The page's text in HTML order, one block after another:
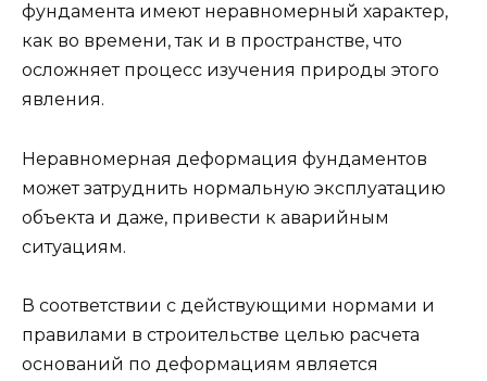
фундамента имеют неравномерный характер,
как во времени, так и в пространстве, что
осложняет процесс изучения природы этого
явления.
Неравномерная деформация фундаментов
может затруднить нормальную эксплуатацию
объекта и даже, привести к аварийным
ситуациям.
В соответствии с действующими нормами и
правилами в строительстве целью расчета
оснований по деформациям является